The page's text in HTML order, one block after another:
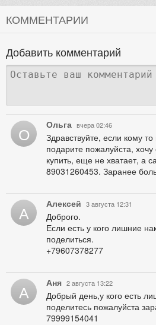
КОММЕНТАРИИ
Добавить комментарий
О Ольга вчера 02:46
Здравствуйте, если кому
подарите пожалуйста,
купить, еще не хватает, а
89031260453. Заранее
А Алексей 3 августа 12:31
Доброго.
Если есть у кого лишние
поделиться.
+79607378277
А Аня 2 августа 13:22
Добрый день,у кого есть
поделитесь пожалуйста
79999154041